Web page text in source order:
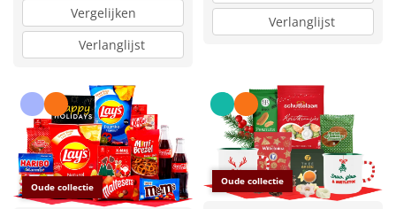
Vergelijken
Verlanglijst
Verlanglijst
Oude collectie
Oude collectie